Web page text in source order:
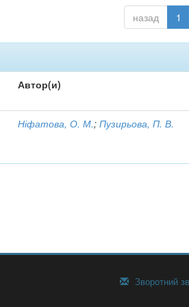
назад 1
Автор(и)
Ніфатова, О. М.;Пузирьова, П. В.
Зворотний